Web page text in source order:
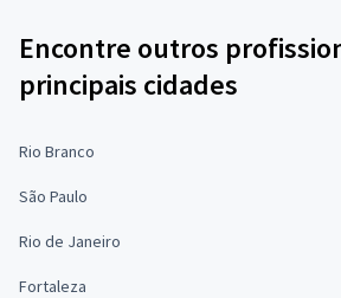
Encontre outros
principais cidades
Rio Branco
São Paulo
Rio de Janeiro
Fortaleza